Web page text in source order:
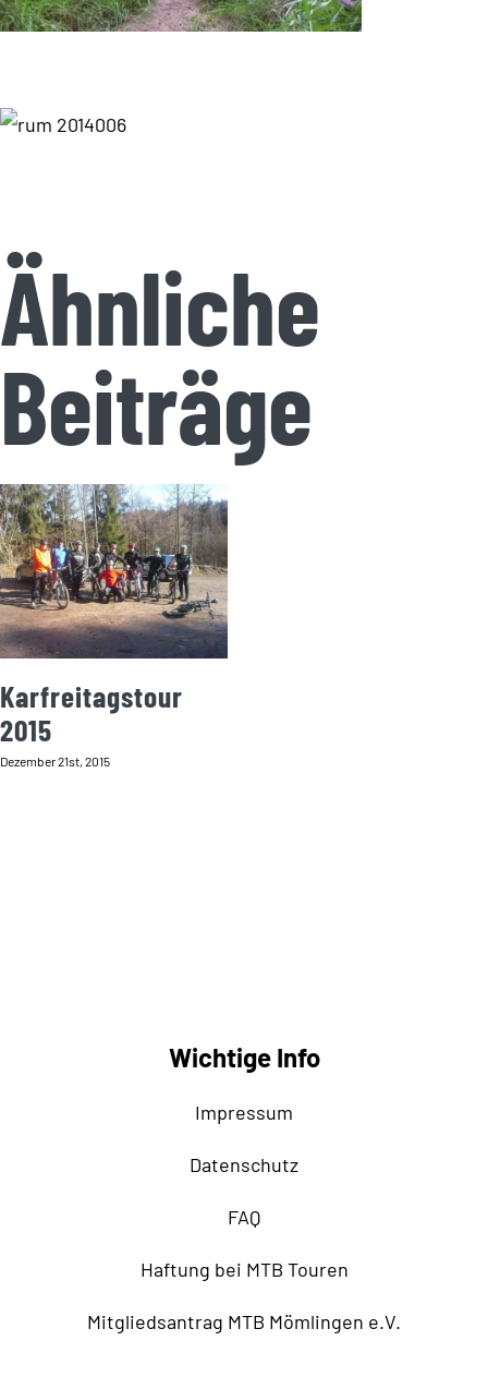
Ähnliche
Beiträge
Karfreitagstour
2015
Dezember 21st, 2015
Wichtige Info
Impressum
Datenschutz
FAQ
Haftung bei MTB Touren
Mitgliedsantrag MTB Mömlingen e.V.